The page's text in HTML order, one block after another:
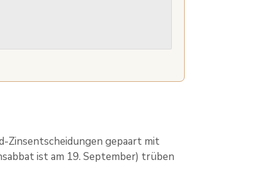
Zinsentscheidungen gepaart mit
ist am 19. September) trüben